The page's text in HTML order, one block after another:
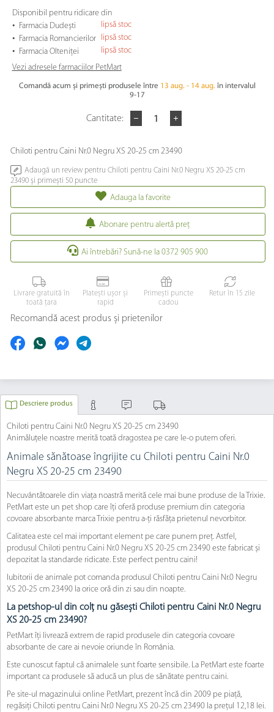
Disponibil pentru ridicare din
• Farmacia Dudești lipsă stoc
• Farmacia Romancierilor lipsă stoc
• Farmacia Olteniței
lipsă stoc
Vezi adresele farmaciilor PetMart
Comandă acum și primești produsele între 13 aug. - 14 aug. în intervalul
9-17
Cantitate:
Chiloti pentru Caini Nr.0 Negru XS 20-25 cm 23490
Adaugă un review pentru Chiloti pentru Caini Nr.0 Negru XS 20-25 cm
23490 și primești 50 puncte
Adauga la favorite
Abonare pentru alertă preţ
Ai întrebări? Sună-ne la 0372 905 900
Livrare gratuită în
toată țara
Platești ușor și
rapid
Primești puncte
cadou
Retur în 15 zile
Recomandă acest produs și prietenilor
Descriere produs
Chiloti pentru Caini Nr.0 Negru XS 20-25 cm 23490
Animăluțele noastre merită toată dragostea pe care le-o putem oferi.
Animale sănătoase îngrijite cu Chiloti pentru Caini Nr.0
Negru XS 20-25 cm 23490
Necuvântătoarele din viața noastră merită cele mai bune produse de la Trixie.
PetMart este un pet shop care îți oferă produse premium din categoria
covoare absorbante marca Trixie pentru a-ți răsfăța prietenul nevorbitor.
Calitatea este cel mai important element pe care punem preț. Astfel,
produsul Chiloti pentru Caini Nr.0 Negru XS 20-25 cm 23490 este fabricat și
depozitat la standarde ridicate. Este perfect pentru caini!
Iubitorii de animale pot comanda produsul Chiloti pentru Caini Nr.0 Negru
XS 20-25 cm 23490 la orice oră din zi sau din noapte.
La petshop-ul din colț nu găsești Chiloti pentru Caini Nr.0 Negru
XS 20-25 cm 23490?
PetMart îți livrează extrem de rapid produsele din categoria covoare
absorbante de care ai nevoie oriunde în România.
Este cunoscut faptul că animalele sunt foarte sensibile. La PetMart este foarte
important ca produsele să aducă un plus de sănătate pentru caini.
Pe site-ul magazinului online PetMart, prezent încă din 2009 pe piață,
regăsiți Chiloti pentru Caini Nr.0 Negru XS 20-25 cm 23490 la prețul 12,18 lei.